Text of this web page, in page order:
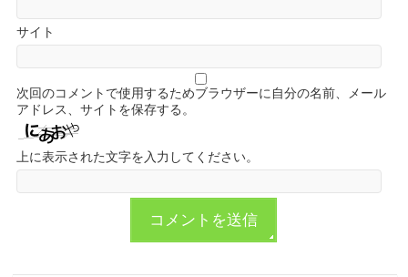
サイト
次回のコメントで使用するためブラウザーに自分の名前、メール
アドレス、サイトを保存する。
上に表示された文字を入力してください。